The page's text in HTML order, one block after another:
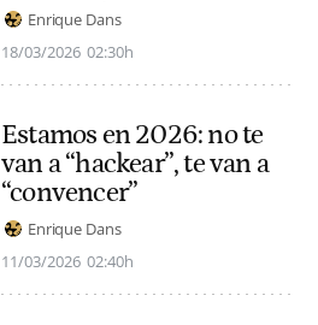
Enrique Dans
18/03/2026 02:30h
Estamos en 2026: no te
van a “hackear”, te van a
“convencer”
Enrique Dans
11/03/2026 02:40h